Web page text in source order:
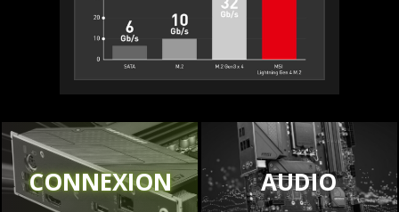
CONNEXION AUDIO